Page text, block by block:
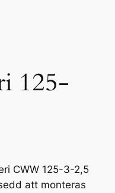
125-
CWW 125-3-2,5
att monteras